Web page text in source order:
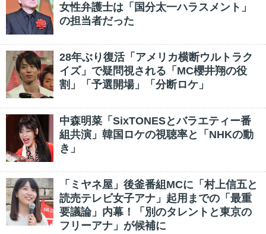
女性弁護士は「国分太一ハラスメント」
の担当者だった
28年ぶり復活「アメリカ横断ウルトラク
イズ」で疑問視される「MC櫻井翔の役
割」「予選開場」「分断ロケ」
中森明菜「SixTONESとバラエティー番
組共演」韓国ロケの視聴率と「NHKの動
き」
「ミヤネ屋」後釜番組MCに「村上信五と
読売テレビ女子アナ」起用までの「最重
要議論」内幕！「別のタレントと東京の
フリーアナ」が候補に